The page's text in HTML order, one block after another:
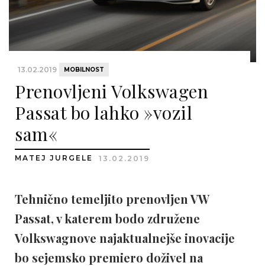
13.02.2019 MOBILNOST
Prenovljeni Volkswagen
Passat bo lahko »vozil
sam«
MATEJ JURGELE 13.02.2019
Tehnično temeljito prenovljen VW
Passat, v katerem bodo združene
Volkswagnove najaktualnejše inovacije
bo sejemsko premiero doživel na